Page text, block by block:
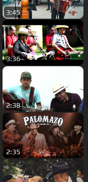
3:45
3:36
2:38
2:35